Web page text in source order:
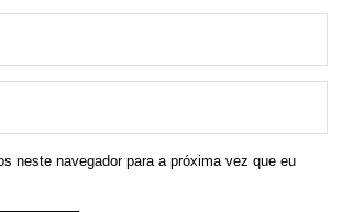
neste navegador para a próxima vez que eu